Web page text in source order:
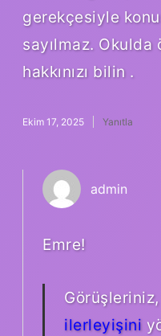
gerekçesiyle
sayılmaz.
hakkınızı bilin .
Ekim 17, 2025 Yanıtla
admin
Emre!
Görüşleriniz,
ilerleyişini